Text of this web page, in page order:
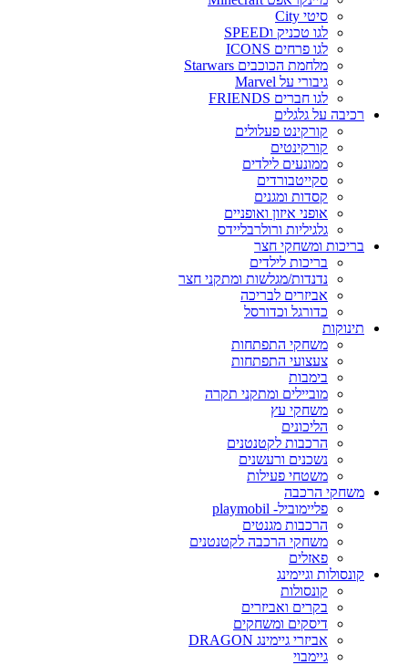
סיטי City
לגו טכניק וSPEED
לגו פרחים ICONS
מלחמת הכוכבים Starwars
גיבורי על Marvel
לגו חברים FRIENDS
רכיבה על גלגלים
קורקינט פעלולים
קורקינטים
ממונעים לילדים
סקייטבורדים
קסדות ומגנים
אופני איזון ואופניים
גלגיליות ורולרבליידס
בריכות ומשחקי חצר
בריכות לילדים
נדנדות/מגלשות ומתקני חצר
אביזרים לבריכה
כדורגל וכדורסל
תינוקות
משחקי התפתחות
צעצועי התפתחות
בימבות
מוביילים ומתקני תקרה
משחקי עץ
הליכונים
הרכבות לקטנטנים
נשכנים ורעשנים
משטחי פעילות
משחקי הרכבה
פליימוביל- playmobil
הרכבות מגנטים
משחקי הרכבה לקטנטנים
פאזלים
קונסולות וגיימינג
קונסולות
בקרים ואביזרים
דיסקים ומשחקים
אביזרי גיימינג DRAGON
גיימבוי